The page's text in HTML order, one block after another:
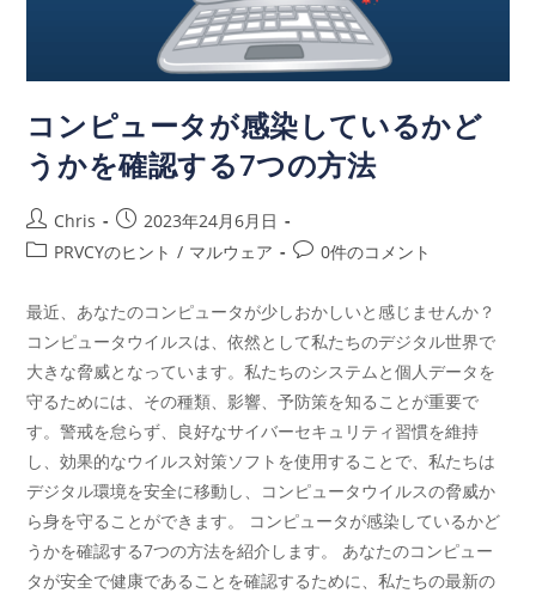
コンピュータが感染しているかど
うかを確認する7つの方法
Chris
2023年24月6月日
PRVCYのヒント / マルウェア 0件のコメント
最近、あなたのコンピュータが少しおかしいと感じませんか？
コンピュータウイルスは、依然として私たちのデジタル世界で
大きな脅威となっています。私たちのシステムと個人データを
守るためには、その種類、影響、予防策を知ることが重要で
す。警戒を怠らず、良好なサイバーセキュリティ習慣を維持
し、効果的なウイルス対策ソフトを使用することで、私たちは
デジタル環境を安全に移動し、コンピュータウイルスの脅威か
ら身を守ることができます。 コンピュータが感染しているかど
うかを確認する7つの方法を紹介します。 あなたのコンピュー
タが安全で健康であることを確認するために、私たちの最新の